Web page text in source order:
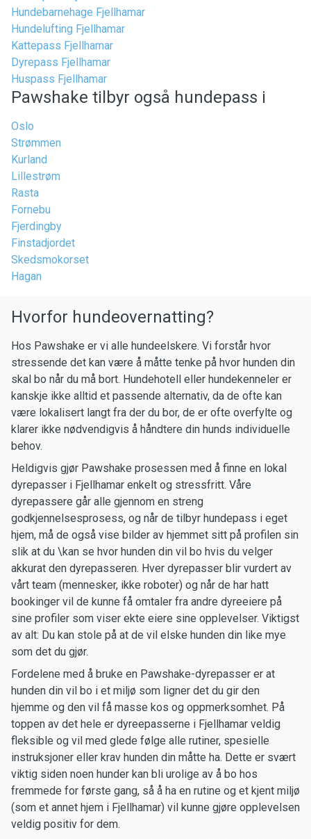
Hundebarnehage Fjellhamar
Hundelufting Fjellhamar
Kattepass Fjellhamar
Dyrepass Fjellhamar
Huspass Fjellhamar
Pawshake tilbyr også hundepass i
Oslo
Strømmen
Kurland
Lillestrøm
Rasta
Fornebu
Fjerdingby
Finstadjordet
Skedsmokorset
Hagan
Hvorfor hundeovernatting?
Hos Pawshake er vi alle hundeelskere. Vi forstår hvor
stressende det kan være å måtte tenke på hvor hunden din
skal bo når du må bort. Hundehotell eller hundekenneler er
kanskje ikke alltid et passende alternativ, da de ofte kan
være lokalisert langt fra der du bor, de er ofte overfylte og
klarer ikke nødvendigvis å håndtere din hunds individuelle
behov.
Heldigvis gjør Pawshake prosessen med å finne en lokal
dyrepasser i Fjellhamar enkelt og stressfritt. Våre
dyrepassere går alle gjennom en streng
godkjennelsesprosess, og når de tilbyr hundepass i eget
hjem, må de også vise bilder av hjemmet sitt på profilen sin
slik at du \kan se hvor hunden din vil bo hvis du velger
akkurat den dyrepasseren. Hver dyrepasser blir vurdert av
vårt team (mennesker, ikke roboter) og når de har hatt
bookinger vil de kunne få omtaler fra andre dyreeiere på
sine profiler som viser ekte eiere sine opplevelser. Viktigst
av alt: Du kan stole på at de vil elske hunden din like mye
som det du gjør.
Fordelene med å bruke en Pawshake-dyrepasser er at
hunden din vil bo i et miljø som ligner det du gir den
hjemme og den vil få masse kos og oppmerksomhet. På
toppen av det hele er dyreepasserne i Fjellhamar veldig
fleksible og vil med glede følge alle rutiner, spesielle
instruksjoner eller krav hunden din måtte ha. Dette er svært
viktig siden noen hunder kan bli urolige av å bo hos
fremmede for første gang, så å ha en rutine og et kjent miljø
(som et annet hjem i Fjellhamar) vil kunne gjøre opplevelsen
veldig positiv for dem.